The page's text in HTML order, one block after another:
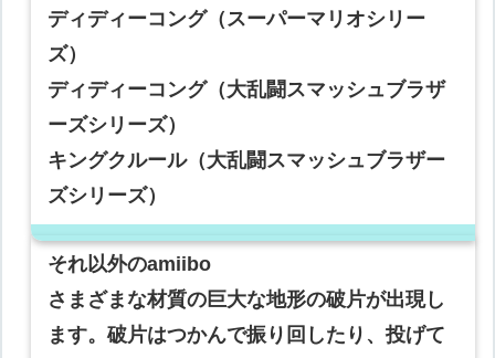
ディディーコング（スーパーマリオシリー
ズ）
ディディーコング（大乱闘スマッシュブラザ
ーズシリーズ）
キングクルール（大乱闘スマッシュブラザー
ズシリーズ）
それ以外のamiibo
さまざまな材質の巨大な地形の破片が出現し
ます。破片はつかんで振り回したり、投げて